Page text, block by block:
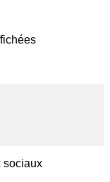
sociaux